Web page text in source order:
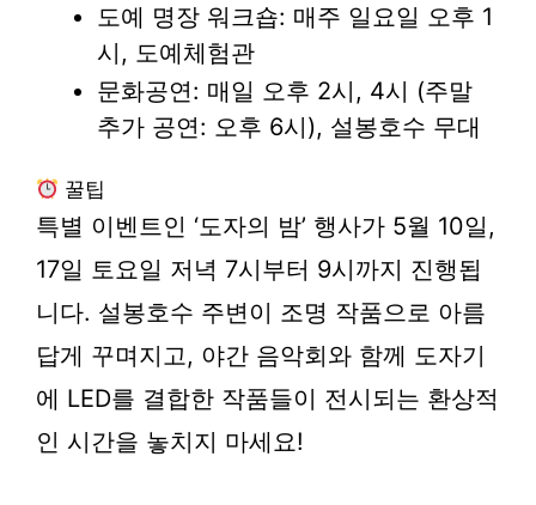
도예 명장 워크숍: 매주 일요일 오후 1
시, 도예체험관
문화공연: 매일 오후 2시, 4시 (주말
추가 공연: 오후 6시), 설봉호수 무대
꿀팁
특별 이벤트인 ‘도자의 밤’ 행사가 5월 10일,
17일 토요일 저녁 7시부터 9시까지 진행됩
니다. 설봉호수 주변이 조명 작품으로 아름
답게 꾸며지고, 야간 음악회와 함께 도자기
에 LED를 결합한 작품들이 전시되는 환상적
인 시간을 놓치지 마세요!